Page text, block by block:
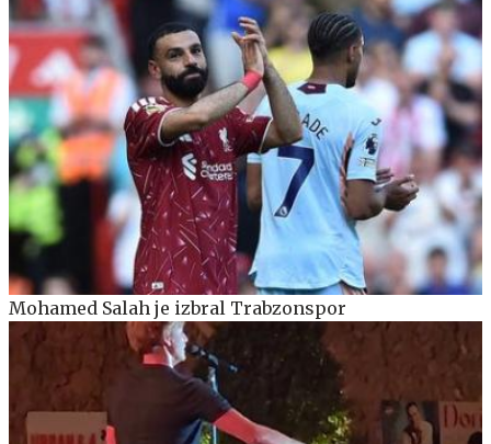
Mohamed Salah je izbral Trabzonspor